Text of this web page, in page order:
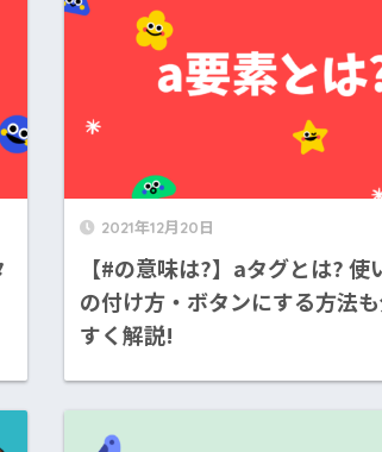
2021年12月20日
【#の意味は?】aタグとは? 使
の付け方・ボタンにする方法
すく解説!